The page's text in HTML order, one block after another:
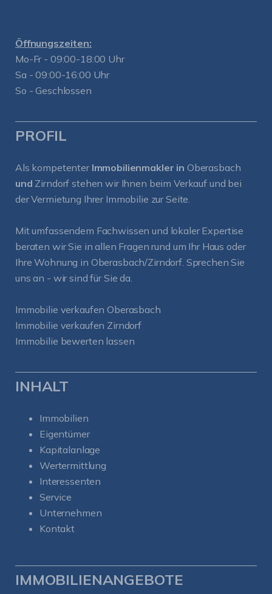
Öffnungszeiten:
Mo-Fr - 09:00-18:00 Uhr
Sa - 09:00-16:00 Uhr
So - Geschlossen
PROFIL
Als kompetenter Immobilienmakler in Oberasbach
und Zirndorf stehen wir Ihnen beim Verkauf und bei
der Vermietung Ihrer Immobilie zur Seite.
Mit umfassendem Fachwissen und lokaler Expertise
beraten wir Sie in allen Fragen rund um Ihr Haus oder
Ihre Wohnung in Oberasbach/Zirndorf. Sprechen Sie
uns an - wir sind für Sie da.
Immobilie verkaufen Oberasbach
Immobilie verkaufen Zirndorf
Immobilie bewerten lassen
INHALT
Immobilien
Eigentümer
Kapitalanlage
Wertermittlung
Interessenten
Service
Unternehmen
Kontakt
IMMOBILIENANGEBOTE